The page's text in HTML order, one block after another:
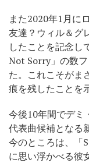
また2020年1月に
友達？ウィル＆グ
したことを記念し
Not Sorry」の数
た。これこそがま
痕を残したことを
今後10年間でデミ
代表曲候補となる
今のところは、「
に思い浮かべる彼